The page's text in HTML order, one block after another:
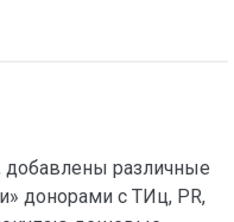
добавлены различные
донорами с ТИц, PR,